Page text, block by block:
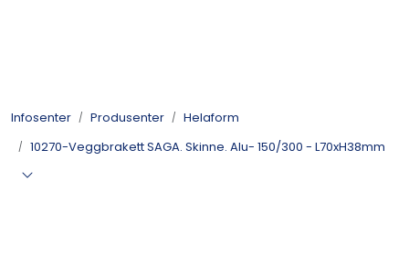
Infosenter Produsenter
Helaform
10270-Veggbrakett SAGA. Skinne. Alu- 150/300 - L70xH38mm